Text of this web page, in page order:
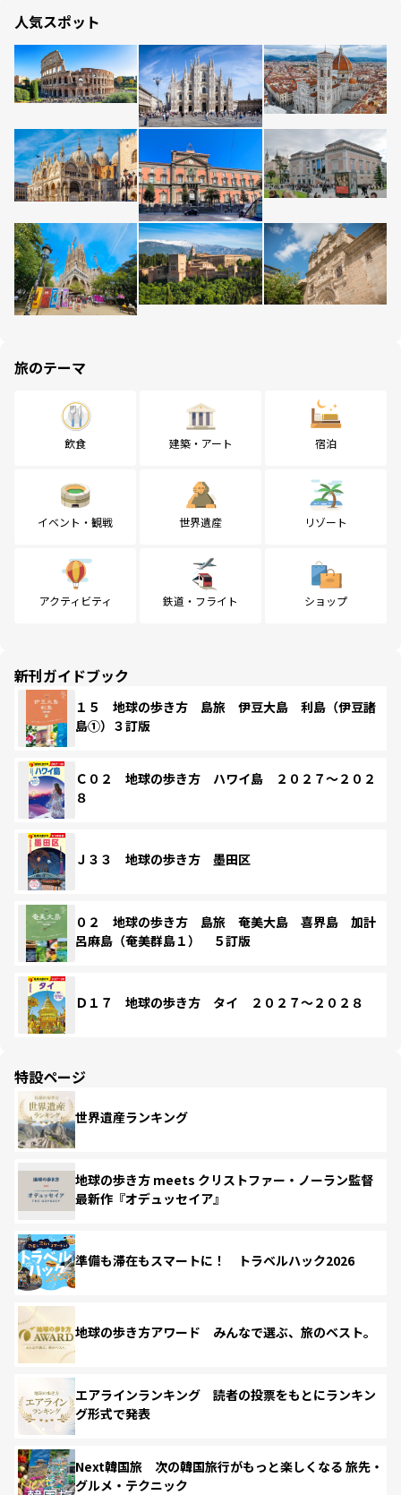
人気スポット
旅のテーマ
飲食 建築・アート 宿泊
イベント・観戦 世界遺産 リゾート
アクティビティ 鉄道・フライト ショップ
新刊ガイドブック
１５ 地球の歩き方 島旅 伊豆大島 利島（伊豆諸
島①）３訂版
Ｃ０２ 地球の歩き方 ハワイ島 ２０２７～２０２
８
Ｊ３３ 地球の歩き方 墨田区
０２ 地球の歩き方 島旅 奄美大島 喜界島 加計
呂麻島（奄美群島１） ５訂版
Ｄ１７ 地球の歩き方 タイ ２０２７～２０２８
特設ページ
世界遺産ランキング
地球の歩き方 meets クリストファー・ノーラン監督
最新作『オデュッセイア』
準備も滞在もスマートに！ トラベルハック2026
地球の歩き方アワード みんなで選ぶ、旅のベスト。
エアラインランキング 読者の投票をもとにランキン
グ形式で発表
Next韓国旅 次の韓国旅行がもっと楽しくなる 旅先・
グルメ・テクニック